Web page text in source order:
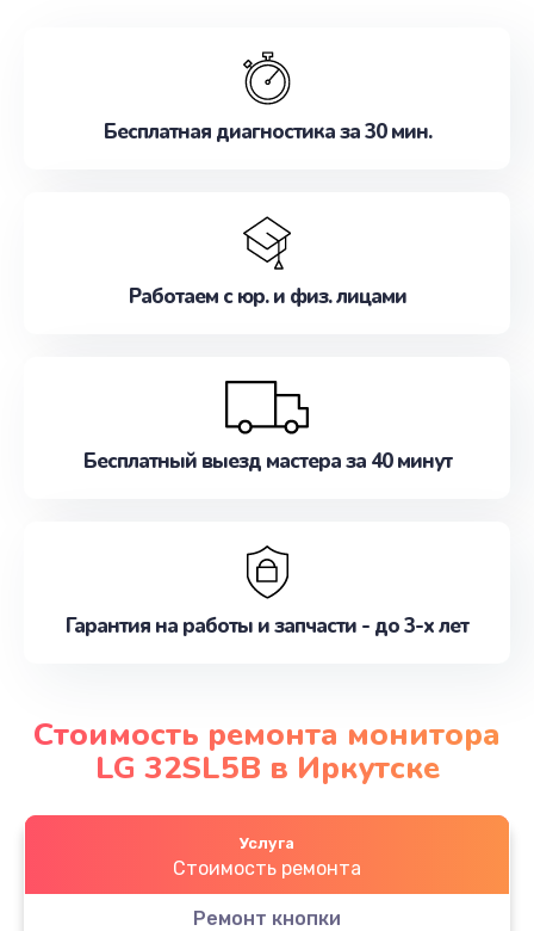
наилучшим образом. Не медлите записаться на
Бесплатная диагностика за 30 мин.
Работаем с юр. и физ. лицами
Бесплатный выезд мастера за 40 минут
Гарантия на работы и запчасти - до 3-х лет
Стоимость ремонта монитора
LG 32SL5B в Иркутске
Услуга
Стоимость ремонта
Ремонт кнопки